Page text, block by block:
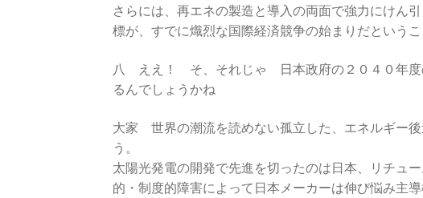
さらには、再エネの製造と導入の両面で強力にけん
標が、すでに熾烈な国際経済競争の始まりだというこ
八 ええ！ そ、それじゃ 日本政府の２０４０年度
るんでしょうかね
大家 世界の潮流を読めない孤立した、エネルギー
う。
太陽光発電の開発で先進を切ったのは日本、リチュ
的・制度的障害によって日本メーカーは伸び悩み主